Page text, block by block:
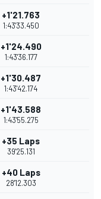
+1'21.763
1:43'33.450
+1'24.490
1:43'36.177
+1'30.487
1:43'42.174
+1'43.588
1:43'55.275
+35 Laps
39'25.131
+40 Laps
28'12.303